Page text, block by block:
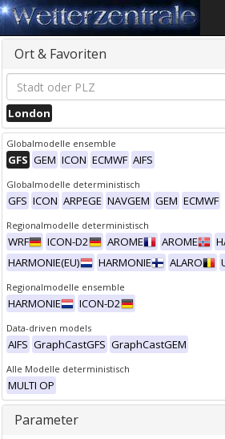
Ort & Favoriten
London
Globalmodelle ensemble
GFS GEM ICON ECMWF AIFS
Globalmodelle deterministisch
GFS ICON ARPEGE NAVGEM GEM ECMWF
Regionalmodelle deterministisch
WRF ICON-D2 AROME AROME
HARMONIE(EU)
HARMONIE ALARO
Regionalmodelle ensemble
HARMONIE ICON-D2
Data-driven models
AIFS GraphCastGFS GraphCastGEM
Alle Modelle deterministisch
MULTI OP
Parameter